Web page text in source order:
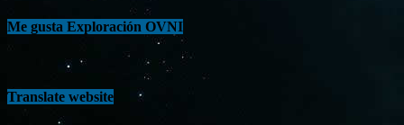
Me gusta Exploración OVNI
Translate website